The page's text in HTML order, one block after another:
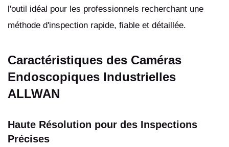
l'outil idéal pour les professionnels recherchant une
méthode d'inspection rapide, fiable et détaillée.
Caractéristiques des Caméras
Endoscopiques Industrielles
ALLWAN
Haute Résolution pour des Inspections
Précises